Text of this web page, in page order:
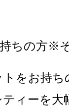
ちの方※
をお持ち
ィーを大